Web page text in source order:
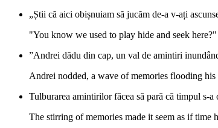
„Știi că aici obișnuiam să jucăm de-a v-ați
"You know we used to play hide and seek here?"
”Andrei dădu din cap, un val de amintiri
Andrei nodded, a wave of memories flooding his
Tulburarea amintirilor făcea să pară că timpul s-a
The stirring of memories made it seem as if time